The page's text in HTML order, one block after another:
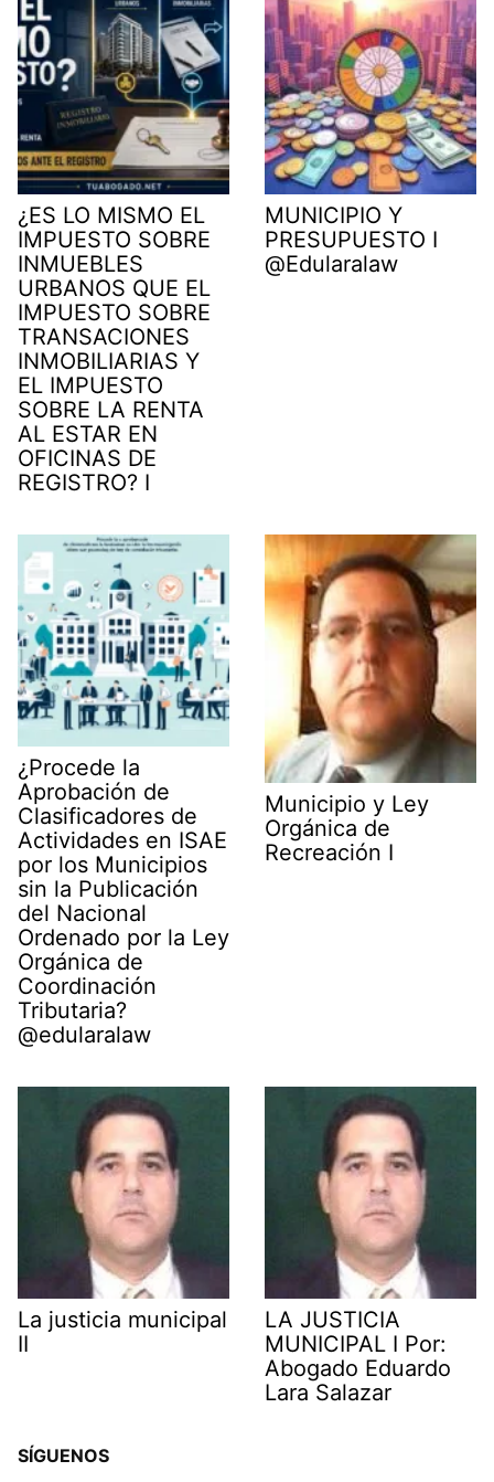
¿ES LO MISMO EL
IMPUESTO SOBRE
INMUEBLES
URBANOS QUE EL
IMPUESTO SOBRE
TRANSACIONES
INMOBILIARIAS Y
EL IMPUESTO
SOBRE LA RENTA
AL ESTAR EN
OFICINAS DE
REGISTRO? I
MUNICIPIO Y
PRESUPUESTO I
@Edularalaw
¿Procede la
Aprobación de
Clasificadores de
Actividades en ISAE
por los Municipios
sin la Publicación
del Nacional
Ordenado por la Ley
Orgánica de
Coordinación
Tributaria?
@edularalaw
Municipio y Ley
Orgánica de
Recreación I
La justicia municipal
II
LA JUSTICIA
MUNICIPAL I Por:
Abogado Eduardo
Lara Salazar
SÍGUENOS